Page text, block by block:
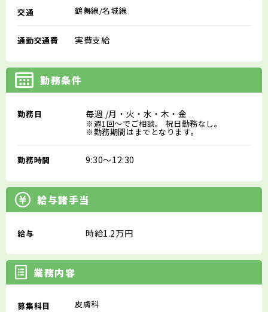
交通 鶴舞線/名城線
通勤交通費 実費支給
勤務条件
勤務日 毎週 /月・火・水・木・金
※週1回～でご相談。 祝日勤務なし。
※勤務期間はまでとなります。
勤務時間 9:30～12:30
給与諸手当
給与 時給1.2万円
業務内容
募集科目 皮膚科